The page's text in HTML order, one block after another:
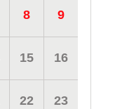
8 9
15 16
22 23